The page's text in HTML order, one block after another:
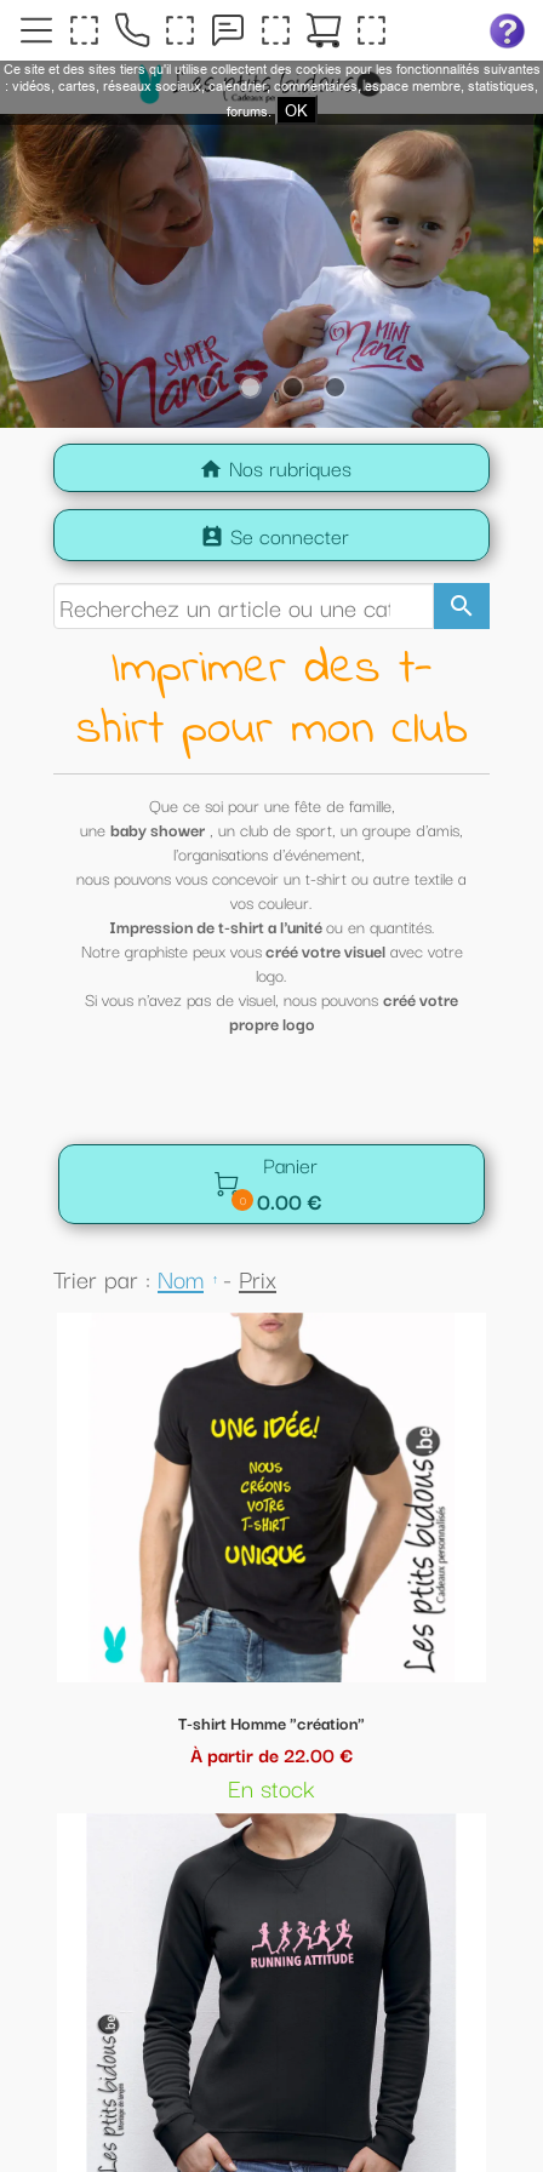
home Nos rubriques
search
perm_contact_calendar Se connecter
Imprimer des t-
shirt pour monclub
Que ce soi pour une fête de famille,
unebaby shower , un club de sport, un groupe d'amis,
l'organisations d'événement,
nous pouvons vous concevoir un t-shirt ou autre textile a
vos couleur.
Impression de t-shirt a l'unitéou en quantités.
Notre graphiste peux vouscréé votre visuelavec votre
logo.
Si vous n'avez pas de visuel, nous pouvonscréé votre
propre logo

0
Panier
0.00 €
Trier par : Nom - Prix
T-shirt Homme "création"
À partir de 22.00 €
En stock
Ce site et des sites tiers qu'il utilise collectent des cookies pour les fonctionnalités suivantes
: vidéos, cartes, réseaux sociaux, calendrier, commentaires, espace membre, statistiques,
forums.
OK